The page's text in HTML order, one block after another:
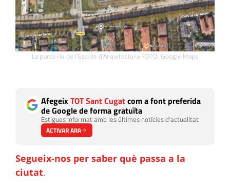
La parcel·la de l'Escola d'Arquitectura FOTO: Google Maps
AfegeixTOT Sant Cugatcom a font preferida
de Google de forma gratuïta
Estigues informat amb les últimes notícies d'actualitat
ACTIVAR ARA
Segueix-nos per saber què passa a la
ciutat.